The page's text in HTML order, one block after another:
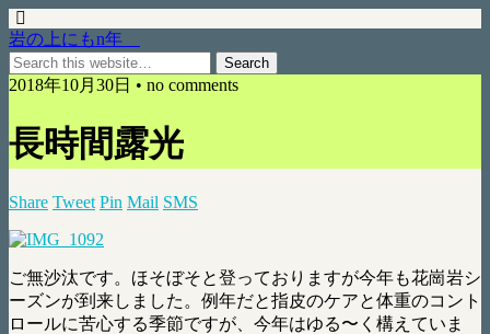
岩の上にもn年
2018年10月30日 • no comments
長時間露光
Share Tweet Pin Mail SMS
ご無沙汰です。ほそぼそと登っておりますが今年も花崗岩シ
ーズンが到来しました。例年だと指皮のケアと体重のコント
ロールに苦心する季節ですが、今年はゆる〜く構えていま